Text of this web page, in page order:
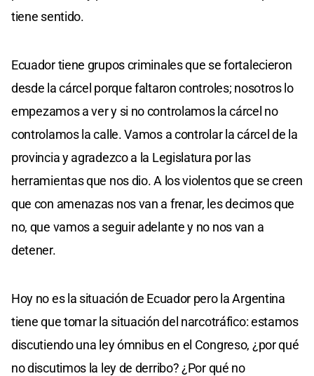
tiene sentido.
Ecuador tiene grupos criminales que se fortalecieron
desde la cárcel porque faltaron controles; nosotros lo
empezamos a ver y si no controlamos la cárcel no
controlamos la calle. Vamos a controlar la cárcel de la
provincia y agradezco a la Legislatura por las
herramientas que nos dio. A los violentos que se creen
que con amenazas nos van a frenar, les decimos que
no, que vamos a seguir adelante y no nos van a
detener.
Hoy no es la situación de Ecuador pero la Argentina
tiene que tomar la situación del narcotráfico: estamos
discutiendo una ley ómnibus en el Congreso, ¿por qué
no discutimos la ley de derribo? ¿Por qué no